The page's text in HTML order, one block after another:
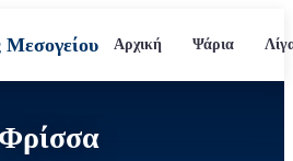
Αρχική Ψάρια
Φρίσσα